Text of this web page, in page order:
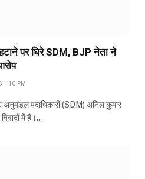
पर घिरे SDM, BJP नेता ने
1:10 PM
पदाधिकारी (SDM) अनिल कुमार
में हैं।…